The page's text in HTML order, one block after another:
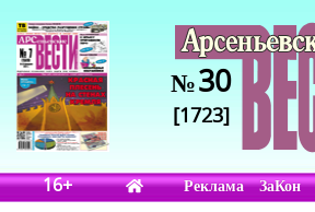
№30
[1723]
16+ Реклама ЗаКон